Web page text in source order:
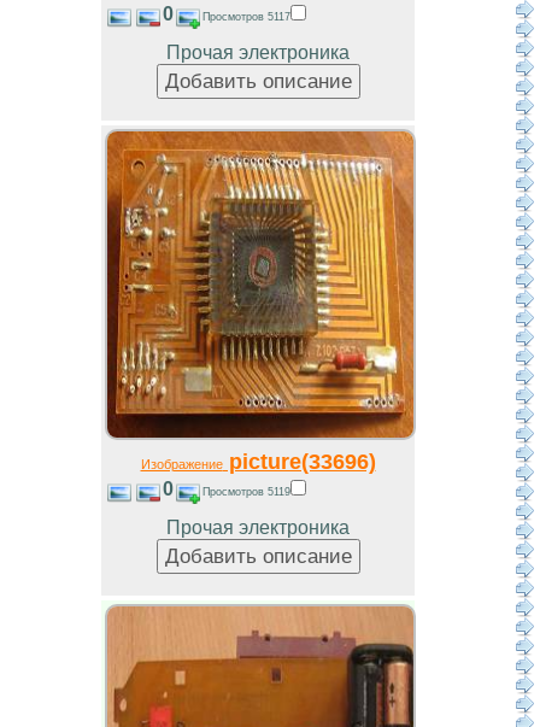
0 Просмотров 5117
Прочая электроника
Изображениеpicture(33696)
0 Просмотров 5119
Прочая электроника